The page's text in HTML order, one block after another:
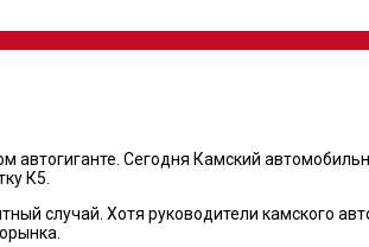
автогиганте. Сегодня Камский
К5.
случай. Хотя руководители камского